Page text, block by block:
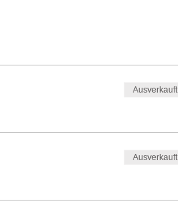
Ausverkauft
Ausverkauft